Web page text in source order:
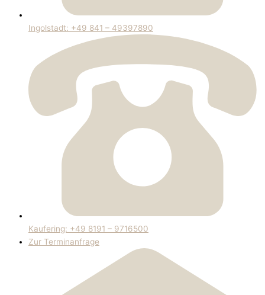
Ingolstadt: +49 841 – 49397890
Kaufering: +49 8191 – 9716500
Zur Terminanfrage